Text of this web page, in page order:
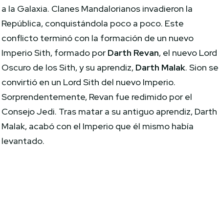
a la Galaxia. Clanes Mandalorianos invadieron la
República, conquistándola poco a poco. Este
conflicto terminó con la formación de un nuevo
Imperio Sith, formado por Darth Revan, el nuevo Lord
Oscuro de los Sith, y su aprendiz, Darth Malak. Sion se
convirtió en un Lord Sith del nuevo Imperio.
Sorprendentemente, Revan fue redimido por el
Consejo Jedi. Tras matar a su antiguo aprendiz, Darth
Malak, acabó con el Imperio que él mismo había
levantado.